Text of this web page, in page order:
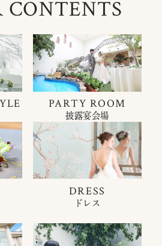
CONTENTS
PARTY ROOM
披露宴会場
DRESS
ドレス